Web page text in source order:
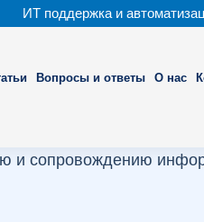
ИТ поддержка и
Вопросы и ответы О нас
и сопровождению